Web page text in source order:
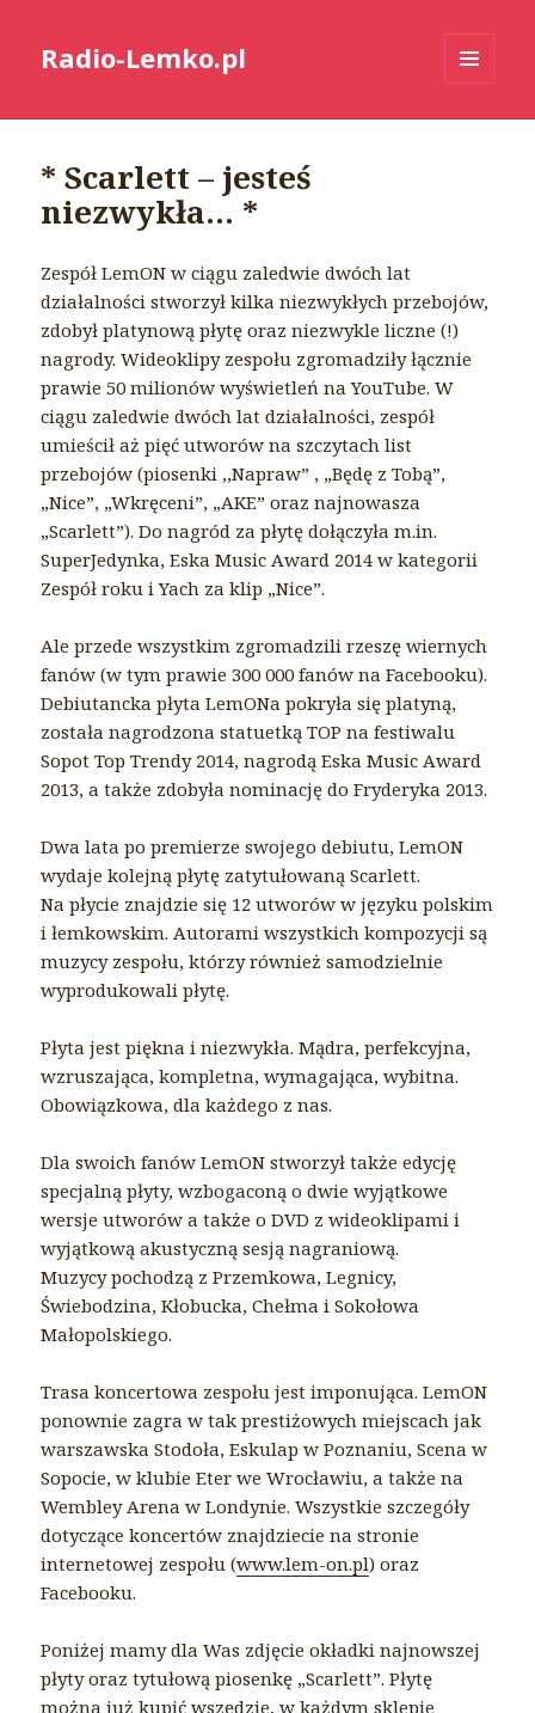
Radio-Lemko.pl
* Scarlett – jesteś
niezwykła… *
Zespół LemON w ciągu zaledwie dwóch lat
działalności stworzył kilka niezwykłych przebojów,
zdobył platynową płytę oraz niezwykle liczne (!)
nagrody. Wideoklipy zespołu zgromadziły łącznie
prawie 50 milionów wyświetleń na YouTube. W
ciągu zaledwie dwóch lat działalności, zespół
umieścił aż pięć utworów na szczytach list
przebojów (piosenki ,,Napraw” , „Będę z Tobą”,
„Nice”, „Wkręceni”, „AKE” oraz najnowasza
„Scarlett”). Do nagród za płytę dołączyła m.in.
SuperJedynka, Eska Music Award 2014 w kategorii
Zespół roku i Yach za klip „Nice”.
Ale przede wszystkim zgromadzili rzeszę wiernych
fanów (w tym prawie 300 000 fanów na Facebooku).
Debiutancka płyta LemONa pokryła się platyną,
została nagrodzona statuetką TOP na festiwalu
Sopot Top Trendy 2014, nagrodą Eska Music Award
2013, a także zdobyła nominację do Fryderyka 2013.
Dwa lata po premierze swojego debiutu, LemON
wydaje kolejną płytę zatytułowaną Scarlett.
Na płycie znajdzie się 12 utworów w języku polskim
i łemkowskim. Autorami wszystkich kompozycji są
muzycy zespołu, którzy również samodzielnie
wyprodukowali płytę.
Płyta jest piękna i niezwykła. Mądra, perfekcyjna,
wzruszająca, kompletna, wymagająca, wybitna.
Obowiązkowa, dla każdego z nas.
Dla swoich fanów LemON stworzył także edycję
specjalną płyty, wzbogaconą o dwie wyjątkowe
wersje utworów a także o DVD z wideoklipami i
wyjątkową akustyczną sesją nagraniową.
Muzycy pochodzą z Przemkowa, Legnicy,
Świebodzina, Kłobucka, Chełma i Sokołowa
Małopolskiego.
Trasa koncertowa zespołu jest imponująca. LemON
ponownie zagra w tak prestiżowych miejscach jak
warszawska Stodoła, Eskulap w Poznaniu, Scena w
Sopocie, w klubie Eter we Wrocławiu, a także na
Wembley Arena w Londynie. Wszystkie szczegóły
dotyczące koncertów znajdziecie na stronie
internetowej zespołu (www.lem-on.pl) oraz
Facebooku.
Poniżej mamy dla Was zdjęcie okładki najnowszej
płyty oraz tytułową piosenkę „Scarlett”. Płytę
można już kupić wszędzie, w każdym sklepie